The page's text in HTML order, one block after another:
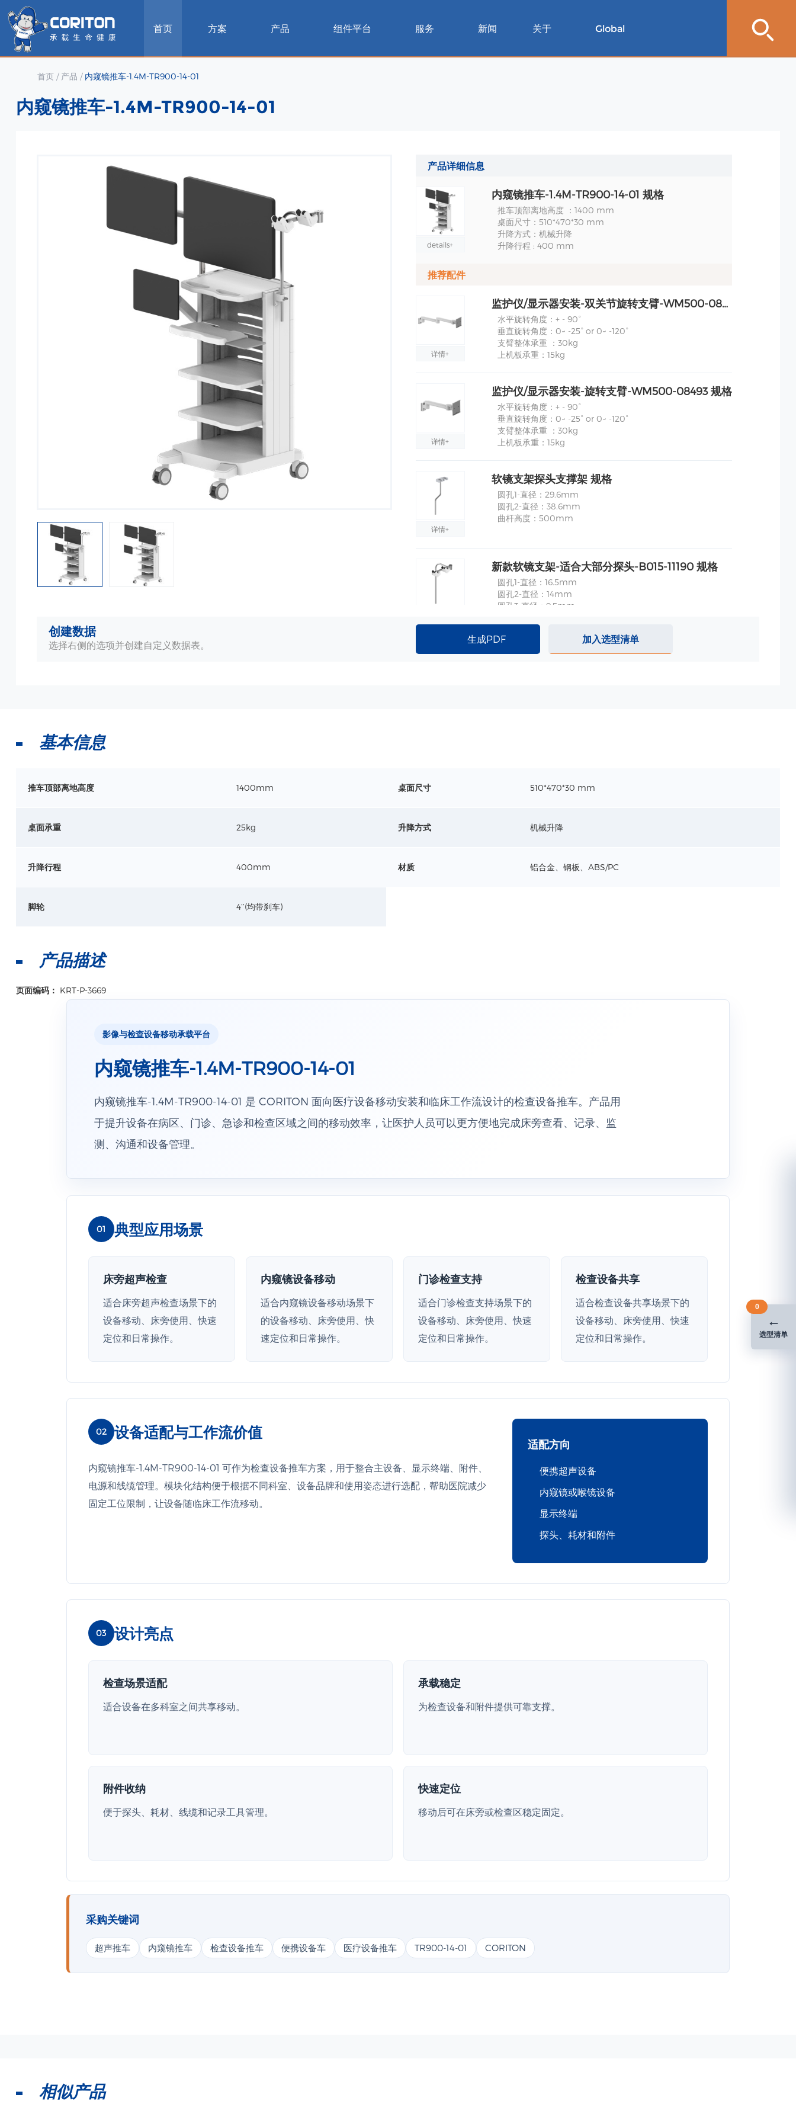
首页 方案 产品 组件平台 服务 新闻 关于 Global
首页/ 产品 / 内窥镜推车-1.4M-TR900-14-01
内窥镜推车-1.4M-TR900-14-01
产品详细信息
details+
内窥镜推车-1.4M-TR900-14-01 规格
推车顶部离地高度 ：1400 mm
桌面尺寸：510*470*30 mm
升降方式：机械升降
升降行程 : 400 mm
推荐配件
详情+
监护仪/显示器安装-双关节旋转支臂-WM500-08511 规格
水平旋转角度：+ - 90°
垂直旋转角度：0~ -25° or 0~ -120°
支臂整体承重 ：30kg
上机板承重：15kg
详情+
监护仪/显示器安装-旋转支臂-WM500-08493 规格
水平旋转角度：+ - 90°
垂直旋转角度：0~ -25° or 0~ -120°
支臂整体承重 ：30kg
上机板承重：15kg
详情+
软镜支架探头支撑架 规格
圆孔1-直径：29.6mm
圆孔2-直径：38.6mm
曲杆高度：500mm
新款软镜支架-适合大部分探头-B015-11190 规格
圆孔1-直径：16.5mm
圆孔2-直径：14mm
圆孔3-直径：9.5mm
创建数据
选择右侧的选项并创建自定义数据表。
生成PDF 加入选型清单
基本信息
推车顶部离地高度 1400mm 桌面尺寸 510*470*30 mm
桌面承重 25kg 升降方式 机械升降
升降行程 400mm 材质 铝合金、钢板、ABS/PC
脚轮 4‘’(均带刹车)
产品描述
页面编码： KRT-P-3669
影像与检查设备移动承载平台
内窥镜推车-1.4M-TR900-14-01
内窥镜推车-1.4M-TR900-14-01 是 CORITON 面向医疗设备移动安装和临床工作流设计的检查设备推车。产品用
于提升设备在病区、门诊、急诊和检查区域之间的移动效率，让医护人员可以更方便地完成床旁查看、记录、监
测、沟通和设备管理。
01 典型应用场景
床旁超声检查
适合床旁超声检查场景下的
设备移动、床旁使用、快速
定位和日常操作。
内窥镜设备移动
适合内窥镜设备移动场景下
的设备移动、床旁使用、快
速定位和日常操作。
门诊检查支持
适合门诊检查支持场景下的
设备移动、床旁使用、快速
定位和日常操作。
检查设备共享
适合检查设备共享场景下的
设备移动、床旁使用、快速
定位和日常操作。
02 设备适配与工作流价值
内窥镜推车-1.4M-TR900-14-01 可作为检查设备推车方案，用于整合主设备、显示终端、附件、
电源和线缆管理。模块化结构便于根据不同科室、设备品牌和使用姿态进行选配，帮助医院减少
固定工位限制，让设备随临床工作流移动。
适配方向
便携超声设备
内窥镜或喉镜设备
显示终端
探头、耗材和附件
03 设计亮点
检查场景适配
适合设备在多科室之间共享移动。
承载稳定
为检查设备和附件提供可靠支撑。
附件收纳
便于探头、耗材、线缆和记录工具管理。
快速定位
移动后可在床旁或检查区稳定固定。
采购关键词
超声推车 内窥镜推车 检查设备推车 便携设备车 医疗设备推车 TR900-14-01 CORITON
相似产品
←
选型清单
0